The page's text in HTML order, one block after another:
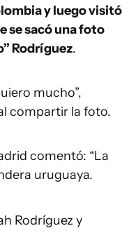
y luego visitó
se sacó una foto
Rodríguez.
mucho”,
compartir la foto.
comentó: “La
uruguaya.
Rodríguez y